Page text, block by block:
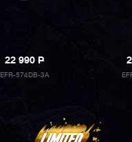
22 990P
EFR-574DB-3A